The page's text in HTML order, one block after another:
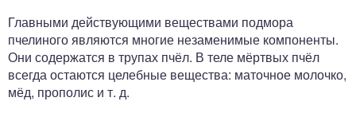
Главными действующими веществами подмора
пчелиного являются многие незаменимые компоненты.
Они содержатся в трупах пчёл. В теле мёртвых пчёл
всегда остаются целебные вещества: маточное молочко,
мёд, прополис и т. д.